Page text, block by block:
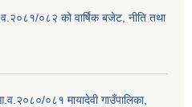
०८२ को वार्षिक बजेट, नीति तथा
०८१ मायादेवी गाउँपालिका,